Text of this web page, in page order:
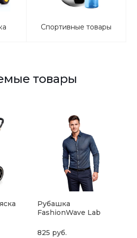
Спортивные товары
товары
Рубашка
FashionWave Lab
825 руб.